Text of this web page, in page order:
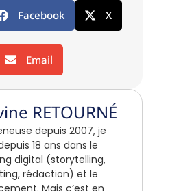
Facebook X
Email
RETOURNÉ
depuis 2007, je
18 ans dans le
digital (storytelling,
rédaction) et le
Mais c’est en